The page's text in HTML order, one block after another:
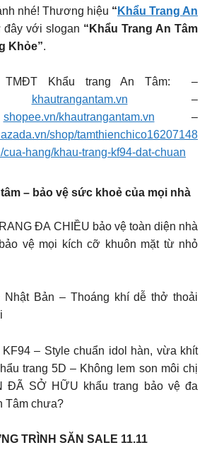
nhé! Thương hiệu “ Khẩu Trang An
đây với slogan “Khẩu Trang An Tâm
Khỏe”.
TMĐT Khẩu trang An Tâm: –
khautrangantam.vn –
shopee.vn/khautrangantam.vn –
shop/tamthienchico16207148
cua-hang/khau-trang-kf94-dat-chuan
– bảo vệ sức khoẻ của mọi nhà
ĐA CHIỀU bảo vệ toàn diện nhà
vệ mọi kích cỡ khuôn mặt từ nhỏ
Nhật Bản – Thoáng khí dễ thở thoải
KF94 – Style chuẩn idol hàn, vừa khít
trang 5D – Không lem son môi chị
ĐÃ SỞ HỮU khẩu trang bảo vệ đa
Tâm chưa?
TRÌNH SĂN SALE 11.11